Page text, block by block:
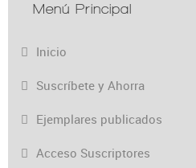
Menú Principal
Inicio
Suscríbete y Ahorra
Ejemplares publicados
Acceso Suscriptores